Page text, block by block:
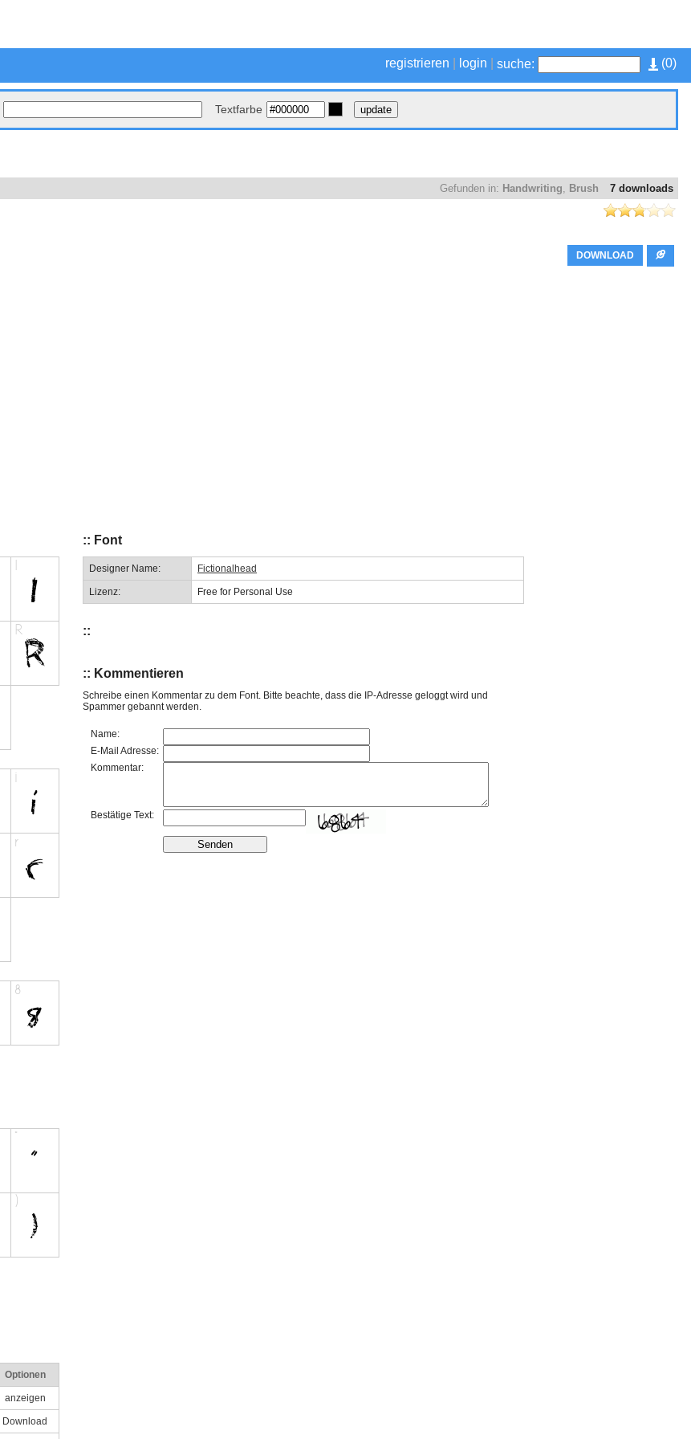
(0)
registrieren login suche:
Textfarbe
7 downloads
Gefunden in: Handwriting, Brush
DOWNLOAD
Optionen
anzeigen
Download
:: Font
Designer Name: Fictionalhead
Lizenz: Free for Personal Use
::
:: Kommentieren
Schreibe einen Kommentar zu dem Font. Bitte beachte, dass die IP-Adresse geloggt wird und
Spammer gebannt werden.
Name:
E-Mail Adresse:
Kommentar:
Bestätige Text: